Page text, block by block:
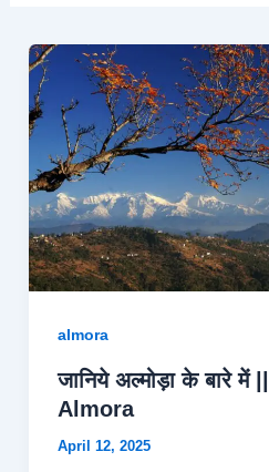
almora
जानिये अल्मोड़ा के बारे
Almora
April 12, 2025